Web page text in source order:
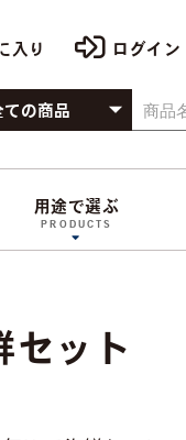
入り ログイン
用途で選ぶ
PRODUCTS
セット